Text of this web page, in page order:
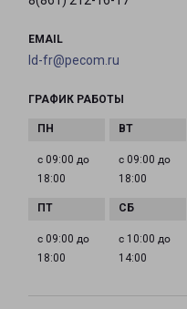
EMAIL
ld-fr@pecom.ru
ГРАФИК РАБОТЫ
с 09:00 до
18:00
с 09:00 до
18:00
с 09:00 до
18:00
с 10:00 до
14:00